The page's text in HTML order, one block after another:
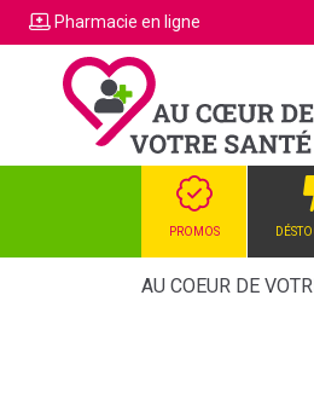
Pharmacie en ligne
PROMOS
AU COEUR DE